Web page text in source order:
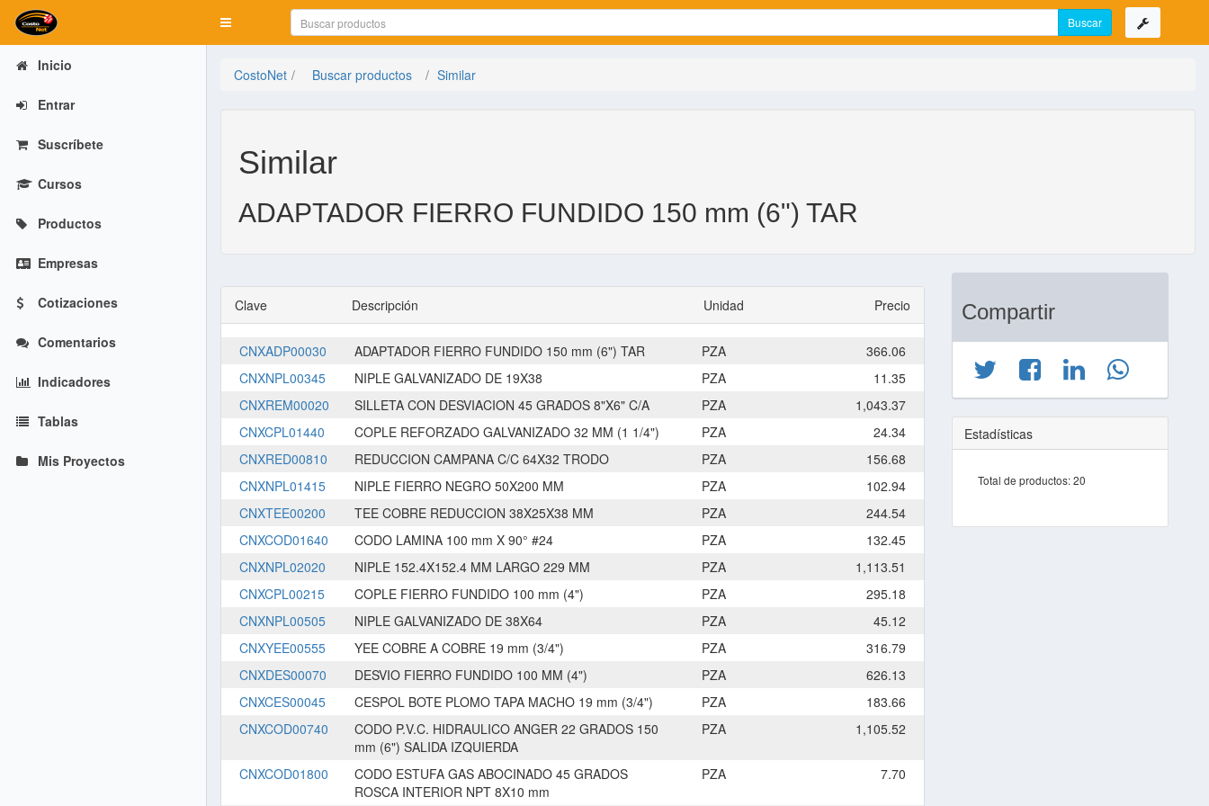
Mostrar menú
Inicio
Entrar
Suscríbete
Cursos
Productos
Empresas
Cotizaciones
Comentarios
Indicadores
Tablas
Mis Proyectos
CostoNet Buscar productos Similar
Similar
ADAPTADOR FIERRO FUNDIDO 150 mm (6") TAR
Clave Descripción Unidad Precio
CNXADP00030 ADAPTADOR FIERRO FUNDIDO 150 mm (6") TAR PZA
366.06
CNXNPL00345
NIPLE GALVANIZADO DE 19X38 PZA
11.35
CNXREM00020
SILLETA CON DESVIACION 45 GRADOS 8"X6" C/A PZA
1,043.37
CNXCPL01440
COPLE REFORZADO GALVANIZADO 32 MM (1 1/4") PZA
24.34
CNXRED00810
REDUCCION CAMPANA C/C 64X32 TRODO PZA
156.68
CNXNPL01415
NIPLE FIERRO NEGRO 50X200 MM PZA
102.94
CNXTEE00200
TEE COBRE REDUCCION 38X25X38 MM PZA
244.54
CNXCOD01640
CODO LAMINA 100 mm X 90° #24 PZA
132.45
CNXNPL02020
NIPLE 152.4X152.4 MM LARGO 229 MM PZA
1,113.51
CNXCPL00215
COPLE FIERRO FUNDIDO 100 mm (4") PZA
295.18
CNXNPL00505
NIPLE GALVANIZADO DE 38X64 PZA
45.12
CNXYEE00555
YEE COBRE A COBRE 19 mm (3/4") PZA
316.79
CNXDES00070
DESVIO FIERRO FUNDIDO 100 MM (4") PZA
626.13
CNXCES00045
CESPOL BOTE PLOMO TAPA MACHO 19 mm (3/4") PZA
183.66
CNXCOD00740
CODO P.V.C. HIDRAULICO ANGER 22 GRADOS 150
mm (6") SALIDA IZQUIERDA
PZA 1,105.52
CNXCOD01800
CODO ESTUFA GAS ABOCINADO 45 GRADOS
ROSCA INTERIOR NPT 8X10 mm
PZA 7.70
Compartir
Estadísticas
Total de productos:20